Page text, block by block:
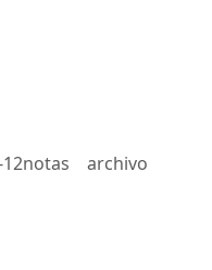
12notas archivo